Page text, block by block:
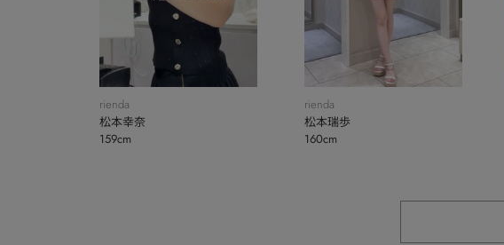
rienda
松本幸奈
159cm
rienda
松本瑞歩
160cm